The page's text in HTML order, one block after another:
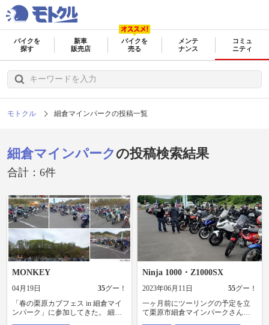
バイクを
探す
新車
販売店
バイクを
売る
メンテ
ナンス
コミュ
ニティ
モトクル 細倉マインパークの投稿一覧
細倉マインパーク の投稿検索結果
合計：6件
MONKEY
04月19日 35グー！
「春の栗原カブフェス in 細倉マイ
ンパーク」に参加してきた。 細倉
Ninja 1000・Z1000SX
2023年06月11日 55グー！
一ヶ月前にツーリングの予定を立
て栗原市細倉マインパークさんへ